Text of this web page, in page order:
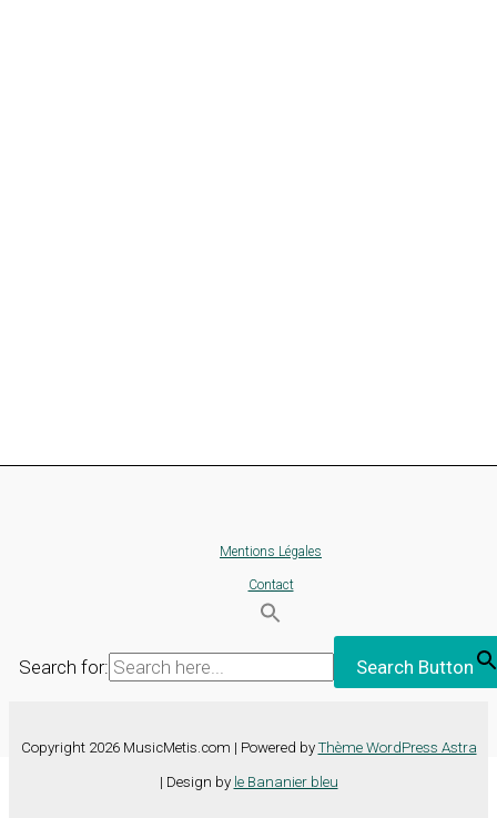
Mentions Légales
Contact
Search for: Search Button
Copyright 2026 MusicMetis.com | Powered by Thème WordPress Astra
| Design by le Bananier bleu